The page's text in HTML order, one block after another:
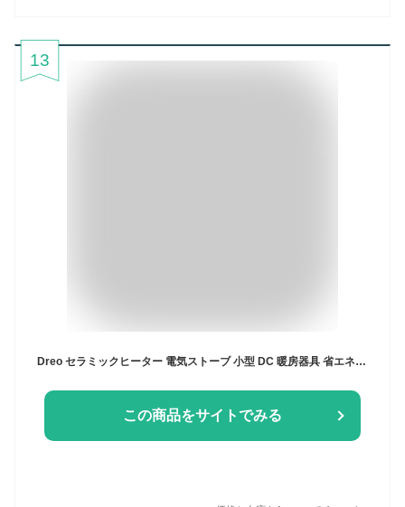
13
Dreo セラミックヒーター 電気ストーブ 小型 DC 暖房器具 省エネ 人気 70°自動首振り 静音 電気ファンヒーター 12時間タイマー 足元 1200W/800w/700w 温風ヒーター ECO恒温モー 転倒オフ 過熱保護 記憶機能付き コンパクト 脱衣所 卓上 オフィス 寝室 トイレ 洗面所 【日本語説明書あり】 リモコン操作可能
この商品をサイトでみる